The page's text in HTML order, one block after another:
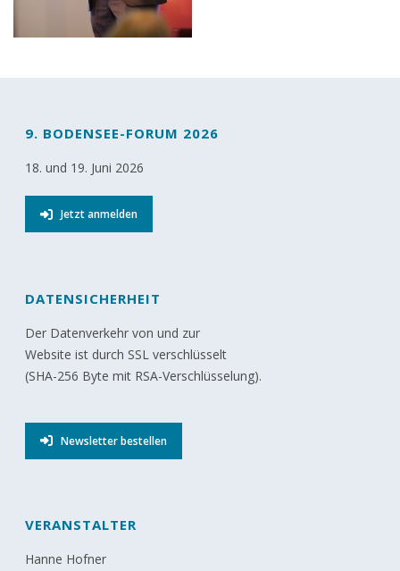
9. BODENSEE-FORUM 2026
18. und 19. Juni 2026
Jetzt anmelden
DATENSICHERHEIT
Der Datenverkehr von und zur
Website ist durch SSL verschlüsselt
(SHA-256 Byte mit RSA-Verschlüsselung).
Newsletter bestellen
VERANSTALTER
Hanne Hofner